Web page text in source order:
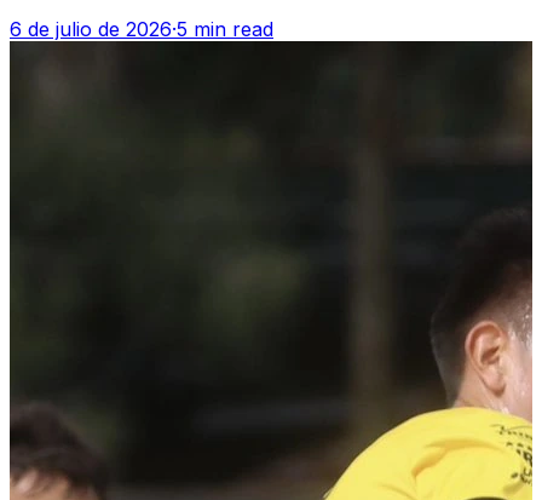
6 de julio de 2026·5 min read